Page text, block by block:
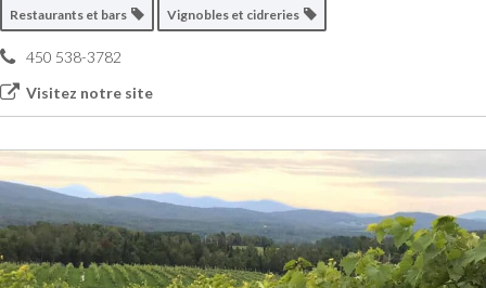
Restaurants et bars Vignobles et cidreries
450 538-3782
Visitez notre site